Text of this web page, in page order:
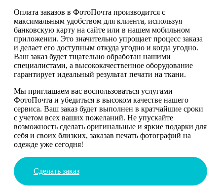
Оплата заказов в ФотоПочта производится с
максимальным удобством для клиента, используя
банковскую карту на сайте или в нашем мобильном
приложении. Это значительно упрощает процесс заказа
и делает его доступным откуда угодно и когда угодно.
Ваш заказ будет тщательно обработан нашими
специалистами, а высококачественное оборудование
гарантирует идеальный результат печати на ткани.
Мы приглашаем вас воспользоваться услугами
ФотоПочта и убедиться в высоком качестве нашего
сервиса. Ваш заказ будет выполнен в кратчайшие сроки
с учетом всех ваших пожеланий. Не упускайте
возможность сделать оригинальные и яркие подарки для
себя и своих близких, заказав печать фотографий на
одежде уже сегодня!
Сделать заказ